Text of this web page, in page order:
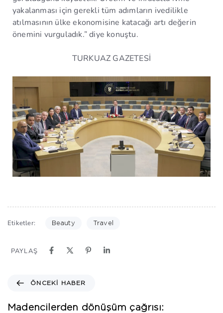
yakalanması için gerekli tüm adımların ivedilikle
atılmasının ülke ekonomisine katacağı artı değerin
önemini vurguladık.” diye konuştu.
TURKUAZ GAZETESİ
Etiketler: Beauty Travel
PAYLAŞ
ÖNCEKI HABER
Madencilerden dönüşüm çağrısı: